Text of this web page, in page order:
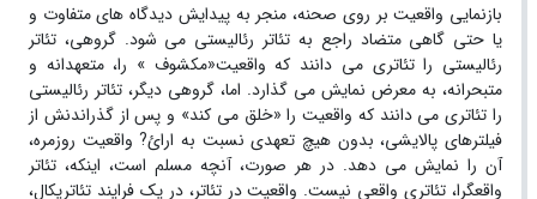
بازنمایی واقعیت بر روی صحنه، منجر به پیدایش دیدگاه های متفاوت و
یا حتی گاهی متضاد راجع به تئاتر رئالیستی می شود. گروهی، تئاتر
رئالیستی را تئاتری می دانند که واقعیت«مکشوف » را، متعهدانه و
متبحرانه، به معرض نمایش می گذارد. اما، گروهی دیگر، تئاتر رئالیستی
را تئاتری می دانند که واقعیت را «خلق می کند» و پس از گذراندنش از
فیلترهای پالایشی، بدون هیچ تعهدی نسبت به ارائ? واقعیت روزمره،
آن را نمایش می دهد. در هر صورت، آنچه مسلم است، اینکه، تئاتر
واقعگرا، تئاتری واقعی نیست. واقعیت در تئاتر، در یک فرایند تئاتریکال،